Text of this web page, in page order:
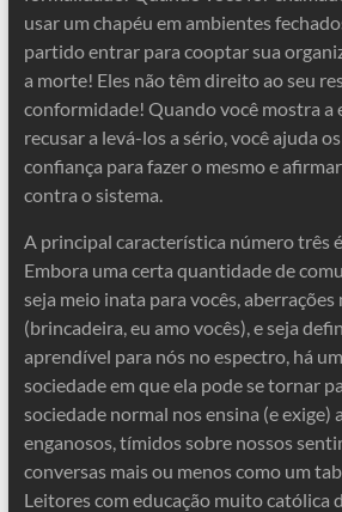
usar um chapéu em ambientes
partido entrar para cooptar sua
a morte! Eles não têm direito ao seu
conformidade! Quando você mostra a
recusar a levá-los a sério, você ajuda
confiança para fazer o mesmo e
contra o sistema.
A principal característica número três é
Embora uma certa quantidade de
seja meio inata para vocês,
(brincadeira, eu amo vocês), e seja
aprendível para nós no espectro, há
sociedade em que ela pode se tornar
sociedade normal nos ensina (e exige)
enganosos, tímidos sobre nossos
conversas mais ou menos como um
Leitores com educação muito católica